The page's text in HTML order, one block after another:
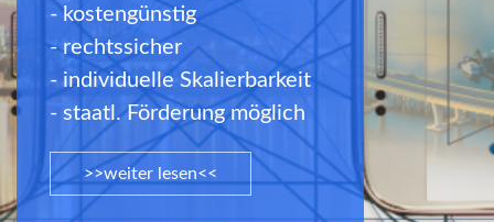
- kostengünstig
- rechtssicher
- individuelle Skalierbarkeit
- staatl. Förderung möglich
>>weiter lesen<<